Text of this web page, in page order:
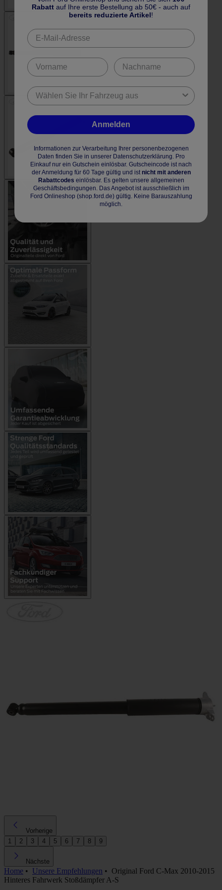
Vorherige
1
2 3 4 5 6 7 8 9
Nächste
Home • Unsere Empfehlungen • Original Ford C-Max 2010-2015
Hinteres Fahrwerk Stoßdämpfer A-S
Rabatt auf Ihre erste Bestellung ab 50€ - auch auf
bereits reduzierte Artikel!
Anmelden
Informationen zur Verarbeitung Ihrer personenbezogenen
Daten finden Sie in unserer Datenschutzerklärung. Pro
Einkauf nur ein Gutschein einlösbar. Gutscheincode ist nach
der Anmeldung für 60 Tage gültig und ist nicht mit anderen
Rabattcodes einlösbar. Es gelten unsere allgemeinen
Geschäftsbedingungen. Das Angebot ist ausschließlich im
Ford Onlineshop (shop.ford.de) gültig. Keine Barauszahlung
möglich.